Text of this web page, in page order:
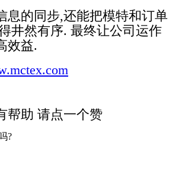
息的同步,还能把模特和订单
井然有序. 最终让公司运作
效益.
帮助 请点一个赞
?